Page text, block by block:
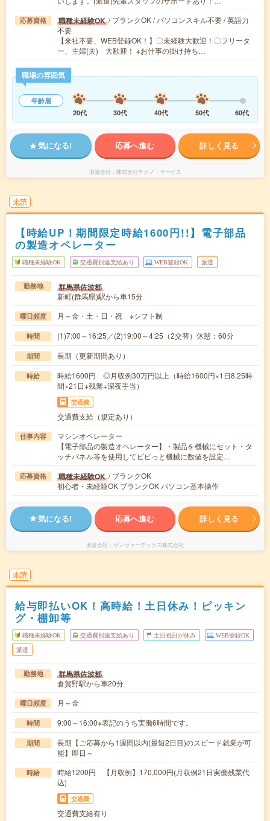
応募資格 職種未経験OK / ブランクOK / パソコンスキル不要 / 英語力
不要
【来社不要、WEB登録OK！】〇未経験大歓迎！〇フリータ
ー、主婦(夫) 大歓迎！ ※お仕事の掛け持ち…
職場の雰囲気
年齢層
20代
30代 40代 50代 60代
気になる! 応募へ進む 詳しく見る
派遣会社 株式会社テクノ・サービス
未読
【時給UP！期間限定時給1600円!!】電子部品
の製造オペレーター
職種未経験OK 交通費別途支給あり WEB登録OK 派遣
勤務地 群馬県佐波郡
新町(群馬県)駅から車15分
曜日頻度 月～金・土・日・祝 ※シフト制
時間 (1)7:00～16:25／(2)19:00～4:25（2交替）休憩：60分
期間 長期（更新期間あり）
時給
時給1600円 ◎月収例30万円以上（時給1600円×1日8.25時
間×21日+残業+深夜手当）
交通費
交通費支給（規定あり）
仕事内容
マシンオペレーター
【電子部品の製造オペレーター】・製品を機械にセット・タ
ッチパネル等を使用してピピっと機械に数値を設定…
応募資格 職種未経験OK / ブランクOK
初心者・未経験OK ブランクOK パソコン基本操作
気になる! 応募へ進む 詳しく見る
派遣会社 サンヴァーテックス株式会社
未読
給与即払いOK！高時給！土日休み！ピッキン
グ・棚卸等
職種未経験OK 交通費別途支給あり 土日祝日が休み WEB登録OK
派遣
勤務地 群馬県佐波郡
倉賀野駅から車20分
曜日頻度 月～金
時間 9:00～16:00※表記のうち実働6時間です。
期間
長期【ご応募から1週間以内(最短2日目)のスピード就業が可
能】即日～
時給
時給1200円 【月収例】170,000円(月収例21日実働残業代
込)
交通費
交通費支給有り